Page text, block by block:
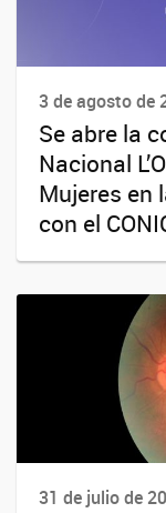
3 de agosto de
Se abre la
Nacional
Mujeres en
con el
31 de julio de